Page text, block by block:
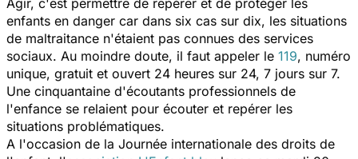
enfants en danger car dans six cas sur dix, les situations
de maltraitance n'étaient pas connues des services
sociaux. Au moindre doute, il faut appeler le 119, numéro
unique, gratuit et ouvert 24 heures sur 24, 7 jours sur 7.
Une cinquantaine d'écoutants professionnels de
l'enfance se relaient pour écouter et repérer les
situations problématiques.
A l'occasion de la Journée internationale des droits de